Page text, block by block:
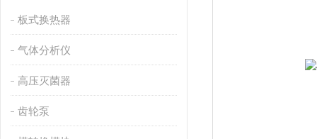
板式换热器
气体分析仪
高压灭菌器
齿轮泵